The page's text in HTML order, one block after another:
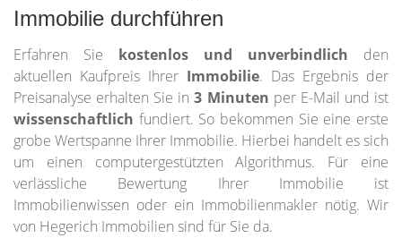
Immobilie durchführen
Erfahren Sie kostenlos und unverbindlich den
aktuellen Kaufpreis Ihrer Immobilie. Das Ergebnis der
Preisanalyse erhalten Sie in 3 Minuten per E-Mail und ist
wissenschaftlich fundiert. So bekommen Sie eine erste
grobe Wertspanne Ihrer Immobilie. Hierbei handelt es sich
um einen computergestützten Algorithmus. Für eine
verlässliche Bewertung Ihrer Immobilie ist
Immobilienwissen oder ein Immobilienmakler nötig. Wir
von Hegerich Immobilien sind für Sie da.